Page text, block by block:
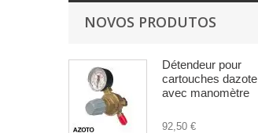
NOVOS PRODUTOS
Détendeur pour
cartouches dazote
avec manomètre
92,50 €